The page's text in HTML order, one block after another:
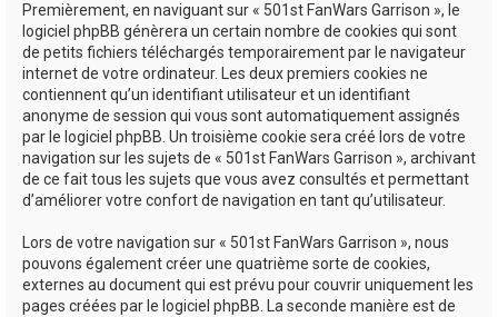
Premièrement, en naviguant sur « 501st FanWars Garrison », le
logiciel phpBB génèrera un certain nombre de cookies qui sont
de petits fichiers téléchargés temporairement par le navigateur
internet de votre ordinateur. Les deux premiers cookies ne
contiennent qu’un identifiant utilisateur et un identifiant
anonyme de session qui vous sont automatiquement assignés
par le logiciel phpBB. Un troisième cookie sera créé lors de votre
navigation sur les sujets de « 501st FanWars Garrison », archivant
de ce fait tous les sujets que vous avez consultés et permettant
d’améliorer votre confort de navigation en tant qu’utilisateur.
Lors de votre navigation sur « 501st FanWars Garrison », nous
pouvons également créer une quatrième sorte de cookies,
externes au document qui est prévu pour couvrir uniquement les
pages créées par le logiciel phpBB. La seconde manière est de